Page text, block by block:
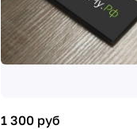
1 300 руб